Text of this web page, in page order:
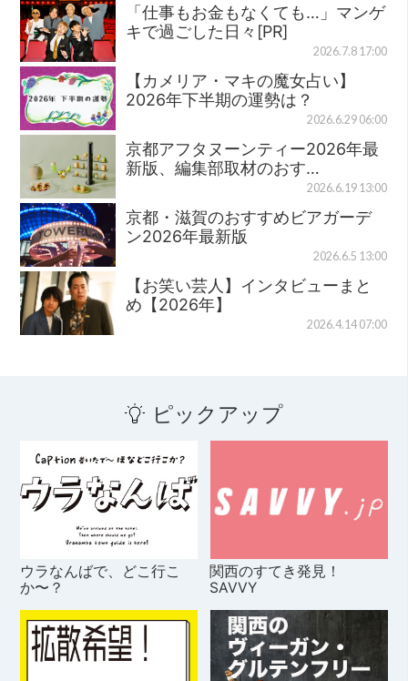
「仕事もお金もなくても…」マンゲ
キで過ごした日々[PR]
2026.7.8 17:00
【カメリア・マキの魔女占い】
2026年下半期の運勢は？
2026.6.29 06:00
京都アフタヌーンティー2026年最
新版、編集部取材のおす…
2026.6.19 13:00
京都・滋賀のおすすめビアガーデ
ン2026年最新版
2026.6.5 13:00
【お笑い芸人】インタビューまと
め【2026年】
2026.4.14 07:00
ピックアップ
ウラなんばで、どこ行こ
か〜？
関西のすてき発見！
SAVVY